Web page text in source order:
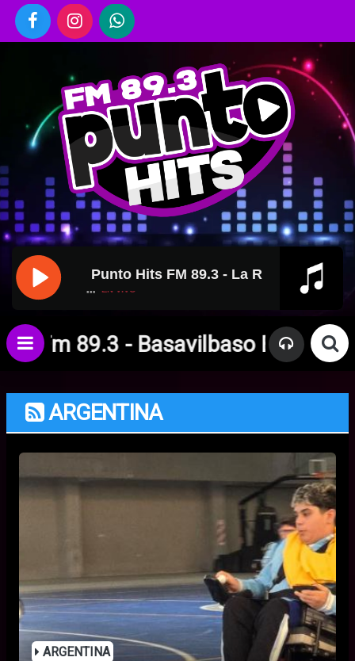
Punto Hits FM 89.3 - La Radio y Vos,
Basavilbaso Entre Rios
ARGENTINA
ARGENTINA